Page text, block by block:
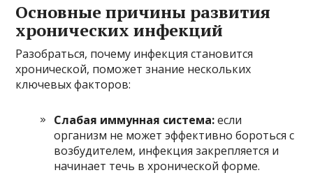
Основные причины развития
хронических инфекций
Разобраться, почему инфекция становится
хронической, поможет знание нескольких
ключевых факторов:
Слабая иммунная система:если
организм не может эффективно бороться с
возбудителем, инфекция закрепляется и
начинает течь в хронической форме.